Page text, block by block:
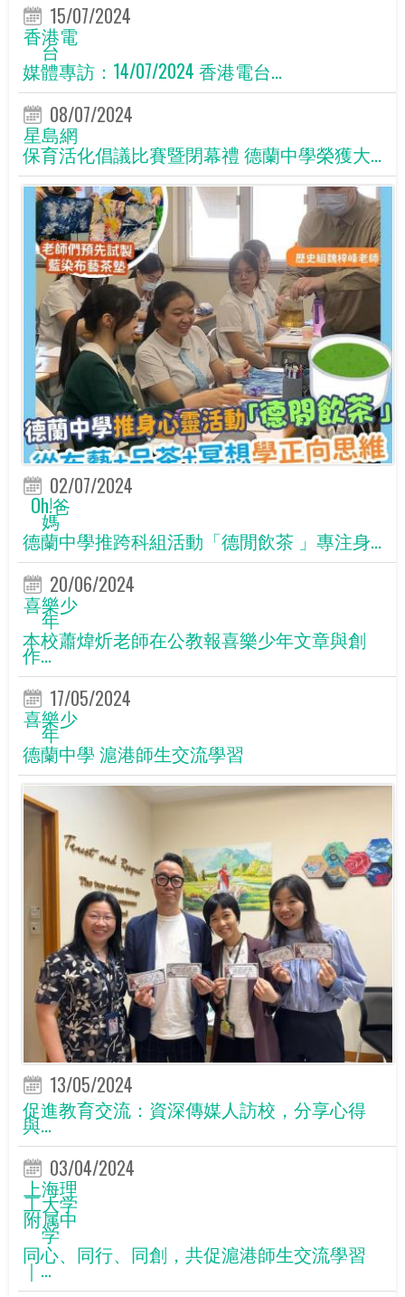
15/07/2024
香港電
台
媒體專訪：14/07/2024 香港電台...
08/07/2024
星島網
保育活化倡議比賽暨閉幕禮 德蘭中學榮獲大...
02/07/2024
Oh!爸
媽
德蘭中學推跨科組活動「德閒飲茶 」專注身...
20/06/2024
喜樂少
年
本校蕭煒炘老師在公教報喜樂少年文章與創
作...
17/05/2024
喜樂少
年
德蘭中學 滬港師生交流學習
13/05/2024
促進教育交流：資深傳媒人訪校，分享心得
與...
03/04/2024
上海理
工大学
附属中
学
同心、同行、同創，共促滬港師生交流學習
｜...